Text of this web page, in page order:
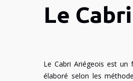
Le
Le Cabri Ariégeois est
élaboré selon les